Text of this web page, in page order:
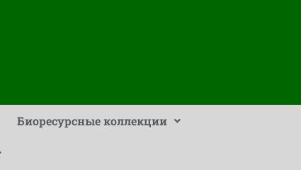
Биоресурсные коллекции